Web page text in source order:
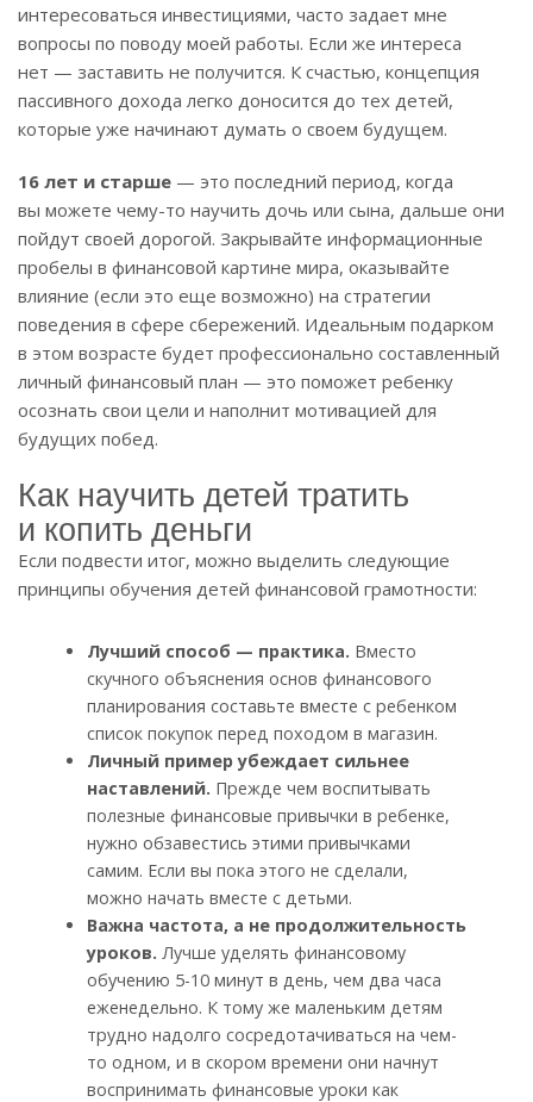
интересоваться инвестициями, часто задает мне
вопросы по поводу моей работы. Если же интереса
нет — заставить не получится. К счастью, концепция
пассивного дохода легко доносится до тех детей,
которые уже начинают думать о своем будущем.
16 лет и старше — это последний период, когда
вы можете чему-то научить дочь или сына, дальше они
пойдут своей дорогой. Закрывайте информационные
пробелы в финансовой картине мира, оказывайте
влияние (если это еще возможно) на стратегии
поведения в сфере сбережений. Идеальным подарком
в этом возрасте будет профессионально составленный
личный финансовый план — это поможет ребенку
осознать свои цели и наполнит мотивацией для
будущих побед.
Как научить детей тратить
и копить деньги
Если подвести итог, можно выделить следующие
принципы обучения детей финансовой грамотности:
Лучший способ — практика. Вместо
скучного объяснения основ финансового
планирования составьте вместе с ребенком
список покупок перед походом в магазин.
Личный пример убеждает сильнее
наставлений. Прежде чем воспитывать
полезные финансовые привычки в ребенке,
нужно обзавестись этими привычками
самим. Если вы пока этого не сделали,
можно начать вместе с детьми.
Важна частота, а не продолжительность
уроков. Лучше уделять финансовому
обучению 5-10 минут в день, чем два часа
еженедельно. К тому же маленьким детям
трудно надолго сосредотачиваться на чем-
то одном, и в скором времени они начнут
воспринимать финансовые уроки как